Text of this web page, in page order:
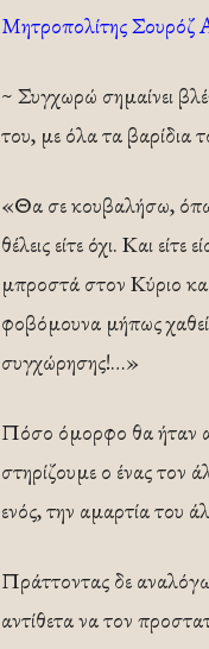
Μητροπολίτης
~ Συγχωρώ σημαίνει
του, με όλα τα βαρίδια
«Θα σε κουβαλήσω,
θέλεις είτε όχι. Και
μπροστά στον Κύριο
φοβόμουνα μήπως
συγχώρησης!…»
Πόσο όμορφο θα ήταν
στηρίζουμε ο ένας τον
ενός, την αμαρτία του
Πράττοντας δε
αντίθετα να τον